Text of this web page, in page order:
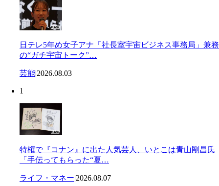
日テレ5年め女子アナ「社長室宇宙ビジネス事務局」兼務
の“ガチ宇宙トーク”…
芸能|2026.08.03
1
特権で『コナン』に出た人気芸人、いとこは青山剛昌氏
「手伝ってもらった“夏…
ライフ・マネー|2026.08.07